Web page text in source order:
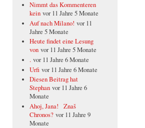
Nimmt das Kommenteren
kein vor 11 Jahre 5 Monate
Auf nach Milano! vor 11
Jahre 5 Monate
Heute findet eine Lesung
von vor 11 Jahre 5 Monate
. vor 11 Jahre 6 Monate
Urfi vor 11 Jahre 6 Monate
Diesen Beitrag hat
Stephan vor 11 Jahre 6
Monate
Ahoj, Jana! Znaš
Chronos? vor 11 Jahre 9
Monate